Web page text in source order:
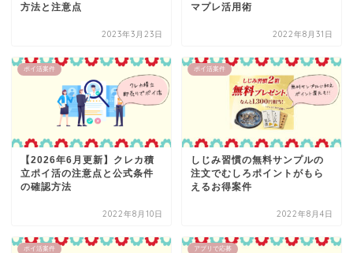
方法と注意点
2023年3月23日
マプレ活用術
2022年8月31日
ポイ活案件
【2026年6月更新】クレカ積
立ポイ活の注意点と公式条件
の確認方法
2022年8月10日
ポイ活案件
しじみ習慣の無料サンプルの
注文でむしろポイントがもら
えるお得案件
2022年8月4日
ポイ活案件 アプリで応募